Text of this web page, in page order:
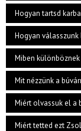
Hogyan tartsd
Hogyan
Miben
Mit nézzünk a
Miért olvassuk el a
Miért tetted ezt